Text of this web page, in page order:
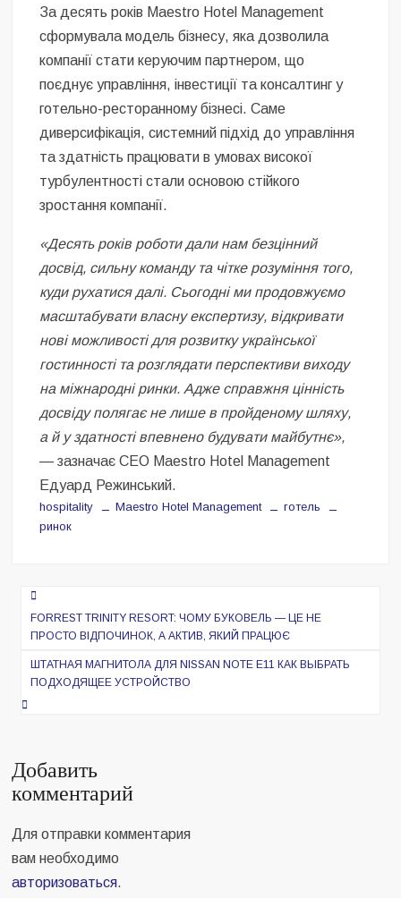
За десять років Maestro Hotel Management
сформувала модель бізнесу, яка дозволила
компанії стати керуючим партнером, що
поєднує управління, інвестиції та консалтинг у
готельно-ресторанному бізнесі. Саме
диверсифікація, системний підхід до управління
та здатність працювати в умовах високої
турбулентності стали основою стійкого
зростання компанії.
«Десять років роботи дали нам безцінний
досвід, сильну команду та чітке розуміння того,
куди рухатися далі. Сьогодні ми продовжуємо
масштабувати власну експертизу, відкривати
нові можливості для розвитку української
гостинності та розглядати перспективи виходу
на міжнародні ринки. Адже справжня цінність
досвіду полягає не лише в пройденому шляху,
а й у здатності впевнено будувати майбутнє»,
— зазначає CEO Maestro Hotel Management
Едуард Режинський.
hospitality Maestro Hotel Management
готель
ринок
Навигация
по
записям
FORREST TRINITY RESORT: ЧОМУ БУКОВЕЛЬ — ЦЕ НЕ
ПРОСТО ВІДПОЧИНОК, А АКТИВ, ЯКИЙ ПРАЦЮЄ
ШТАТНАЯ МАГНИТОЛА ДЛЯ NISSAN NOTE E11 КАК ВЫБРАТЬ
ПОДХОДЯЩЕЕ УСТРОЙСТВО
Добавить
комментарий
Для отправки комментария
вам необходимо
авторизоваться.